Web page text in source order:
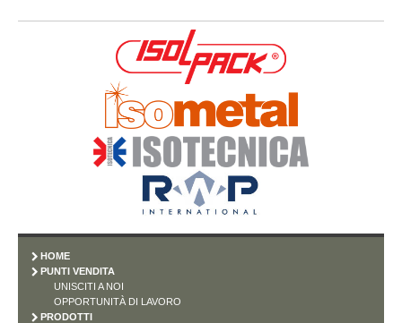
HOME
PUNTI VENDITA
UNISCITI A NOI
OPPORTUNITÀ DI LAVORO
PRODOTTI